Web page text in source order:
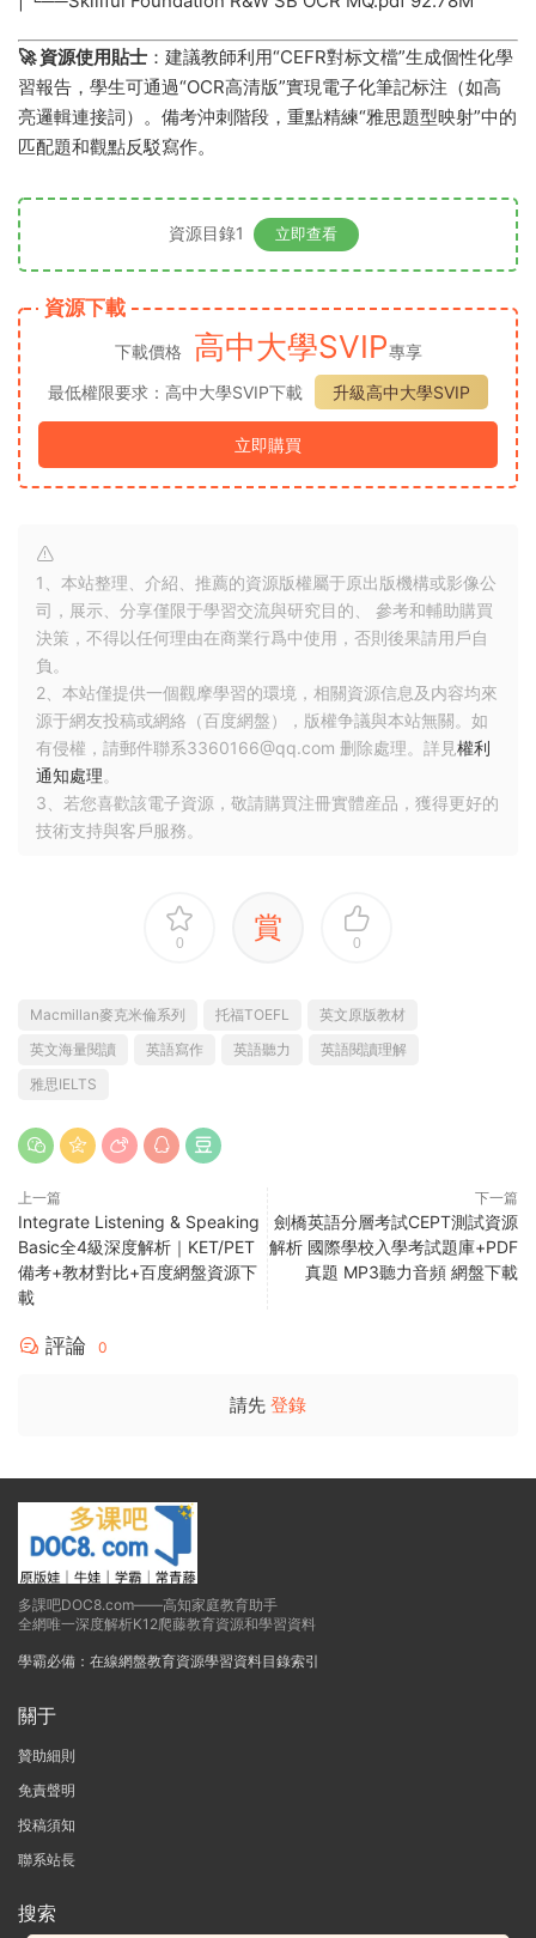
​🚀 資源使用貼士​ ​：建議教師利用“CEFR對标文檔”生成個性化學
習報告，學生可通過“OCR高清版”實現電子化筆記标注（如高
亮邏輯連接詞）。備考沖刺階段，重點精練“雅思題型映射”中的
匹配題和觀點反駁寫作。
資源目錄1 立即查看
資源下載
下載價格 高中大學SVIP專享
最低權限要求：高中大學SVIP下載
升級高中大學SVIP
立即購買
1、本站整理、介紹、推薦的資源版權屬于原出版機構或影像公
司，展示、分享僅限于學習交流與研究目的、 參考和輔助購買
決策，不得以任何理由在商業行爲中使用，否則後果請用戶自
負。
2、本站僅提供一個觀摩學習的環境，相關資源信息及内容均來
源于網友投稿或網絡（百度網盤），版權争議與本站無關。如
有侵權，請郵件聯系3360166@qq.com 删除處理。詳見權利
通知處理。
3、若您喜歡該電子資源，敬請購買注冊實體産品，獲得更好的
技術支持與客戶服務。
0 賞 0
Macmillan麥克米倫系列 托福TOEFL
英文原版教材
英文海量閱讀
英語寫作 英語聽力
英語閱讀理解
雅思IELTS
上一篇
Integrate Listening & Speaking
Basic全4級深度解析｜KET/PET
備考+教材對比+百度網盤資源下
載
下一篇
劍橋英語分層考試CEPT測試資源
解析 國際學校入學考試題庫+PDF
真題 MP3聽力音頻 網盤下載
評論 0
請先 登錄
多課吧DOC8.com——高知家庭教育助手
全網唯一深度解析K12爬藤教育資源和學習資料
學霸必備：在線網盤教育資源學習資料目錄索引
關于
贊助細則
免責聲明
投稿須知
聯系站長
搜索